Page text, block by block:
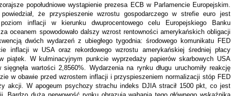
popołudniowe wystąpienie prezesa ECB w Parlamencie Europejskim.
że przyspieszenie wzrostu gospodarczego w strefie euro jest
inflacji w kierunku dwuprocentowego celu Europejskiego Banku
oceanem spowodowało dalszy wzrost rentowności amerykańskich obligacji
dwóch wydarzeń z ubiegłego tygodnia: środowego komunikatu FED
inflacji w USA oraz rekordowego wzrostu amerykańskiej średniej płacy
piątek. W kulminacyjnym punkcie wyprzedaży papierów skarbowych USA
wartości 2,8560%. Wydarzenia na rynku długu uruchomiły reakcję
w obawie przed wzrostem inflacji i przyspieszeniem normalizacji stóp FED
akcji. W apogeum psychozy strachu indeks DJIA stracił 1500 pkt, co jest